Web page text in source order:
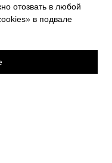
отозвать в любой
в подвале